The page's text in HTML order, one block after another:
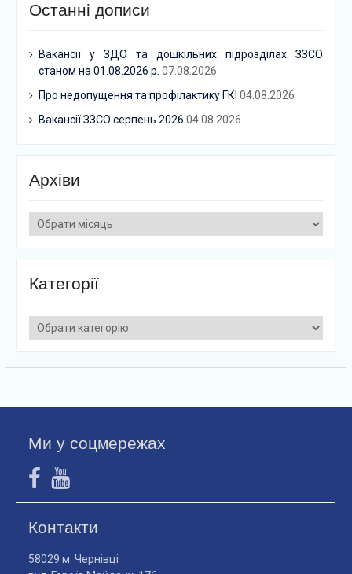
Останні дописи
Вакансії у ЗДО та дошкільних підрозділах ЗЗСО
станом на 01.08.2026 р. 07.08.2026
Про недопущення та профілактику ГКІ 04.08.2026
Вакансії ЗЗСО серпень 2026 04.08.2026
Архіви
Архіви
Категорії
Категорії
Ми у соцмережах
Контакти
58029 м. Чернівці